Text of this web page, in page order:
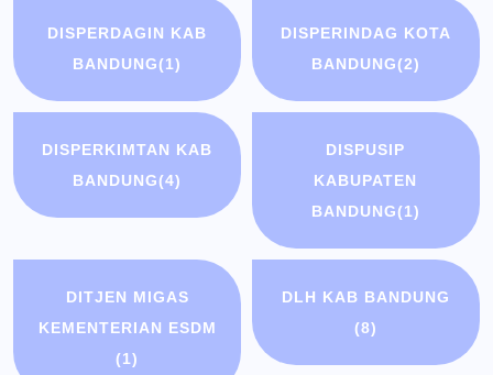
DISPERDAGIN KAB
BANDUNG(1)
DISPERINDAG KOTA
BANDUNG(2)
DISPERKIMTAN KAB
BANDUNG(4)
DISPUSIP
KABUPATEN
BANDUNG(1)
DITJEN MIGAS
KEMENTERIAN ESDM
(1)
DLH KAB BANDUNG
(8)